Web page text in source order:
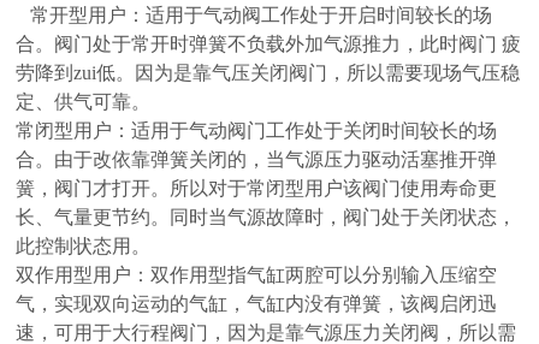
常开型用户：适用于气动阀工作处于开启时间较长的场
合。阀门处于常开时弹簧不负载外加气源推力，此时阀门 疲
劳降到zui低。因为是靠气压关闭阀门，所以需要现场气压稳
定、供气可靠。
常闭型用户：适用于气动阀门工作处于关闭时间较长的场
合。由于改依靠弹簧关闭的，当气源压力驱动活塞推开弹
簧，阀门才打开。所以对于常闭型用户该阀门使用寿命更
长、气量更节约。同时当气源故障时，阀门处于关闭状态，
此控制状态用。
双作用型用户：双作用型指气缸两腔可以分别输入压缩空
气，实现双向运动的气缸，气缸内没有弹簧，该阀启闭迅
速，可用于大行程阀门，因为是靠气源压力关闭阀，所以需